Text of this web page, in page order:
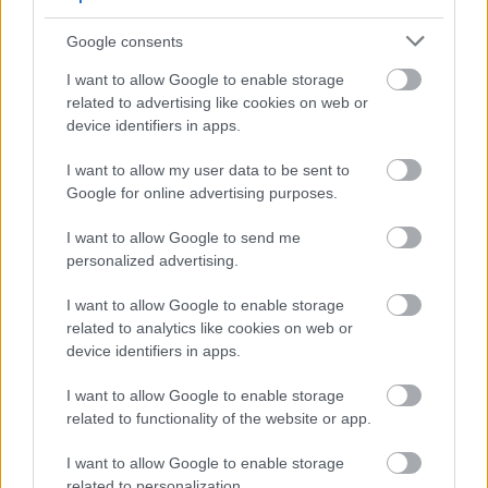
Google consents
I want to allow Google to enable storage
related to advertising like cookies on web or
device identifiers in apps.
I want to allow my user data to be sent to
Google for online advertising purposes.
I want to allow Google to send me
personalized advertising.
I want to allow Google to enable storage
related to analytics like cookies on web or
device identifiers in apps.
I want to allow Google to enable storage
related to functionality of the website or app.
I want to allow Google to enable storage
борбу против рака
Макадамија ораси привлаче пажњу због своје
могуће улоге у борби против рака. Садрже
токотриеноле, врсту витамина Е. Токотриеноли
су познати по својим антиоксидативним
својствима, која могу заштитити ћелије од
оштећења која могу довести до рака. Студије
сугеришу да токотриеноли могу успорити раст
ћелија рака.
Макадамија ораси такође садрже
антиоксиданте, што их чини здравим избором
за ужину. Антиоксиданси се боре против
рак. Истраживања показују да антиоксиданти у